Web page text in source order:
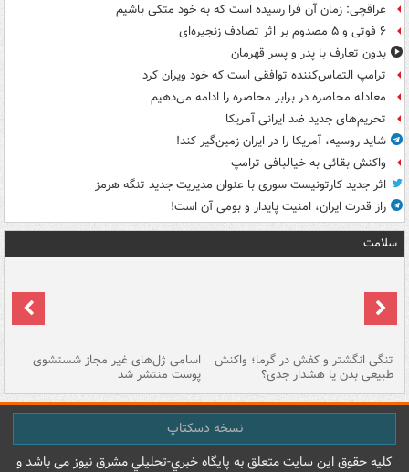
عراقچی: زمان آن فرا رسیده است که به خود متکی باشیم
۶ فوتی و ۵ مصدوم بر اثر تصادف زنجیره‌ای
بدون تعارف با پدر و پسر قهرمان
ترامپ التماس‌کننده توافقی است که خود ویران کرد
معادله محاصره در برابر محاصره را ادامه می‌دهیم
تحریم‌های جدید ضد ایرانی آمریکا
شاید روسیه، آمریکا را در ایران زمین‌گیر کند!
واکنش بقائی به خیالبافی ترامپ
اثر جدید کارتونیست سوری با عنوان مدیریت جدید تنگه هرمز
راز قدرت ایران، امنیت پایدار و بومی آن است!
سلامت
تنگی انگشتر و کفش در گرما؛ واکنش
طبیعی بدن یا هشدار جدی؟
اسامی ژل‌های غیر مجاز شستشوی
پوست منتشر شد
نسخه دسکتاپ
کليه حقوق اين سايت متعلق به پایگاه خبري-تحليلي مشرق نيوز می باشد و